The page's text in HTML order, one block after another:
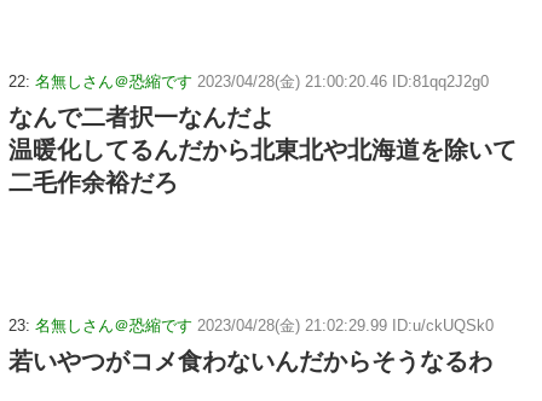
22: 名無しさん＠恐縮です 2023/04/28(金) 21:00:20.46 ID:81qq2J2g0
なんで二者択一なんだよ
温暖化してるんだから北東北や北海道を除いて
二毛作余裕だろ
23: 名無しさん＠恐縮です 2023/04/28(金) 21:02:29.99 ID:u/ckUQSk0
若いやつがコメ食わないんだからそうなるわ